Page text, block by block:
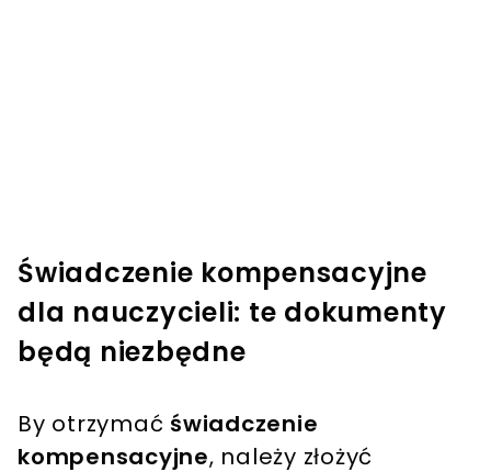
Świadczenie kompensacyjne
dla nauczycieli: te dokumenty
będą niezbędne
By otrzymać świadczenie
kompensacyjne, należy złożyć